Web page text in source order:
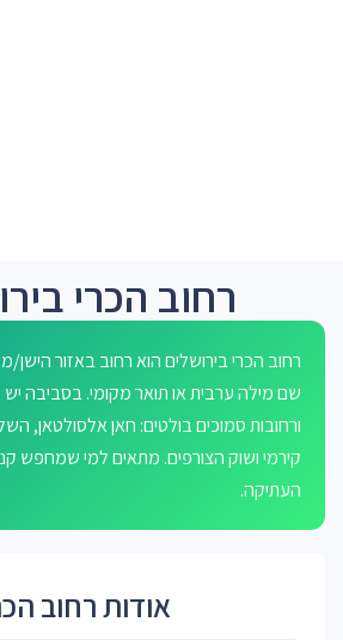
רחוב הכרי
רחוב הכרי בירושלים הוא רחוב באזור
ורחובות סמוכים בולטים: חאן אלסולטאן,
קירמי ושוק הצורפים. מתאים למי שמחפש
העתיקה.
אודות רחוב